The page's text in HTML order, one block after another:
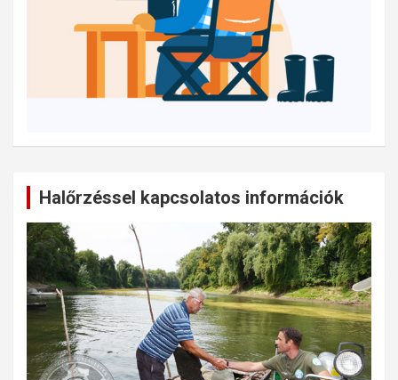
Halőrzéssel kapcsolatos információk